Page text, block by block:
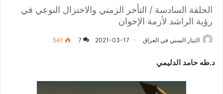
الحلقة السادسة / التأخر الزمني والاختزال النوعي في
رؤية الراشد لأزمة الإخوان
التيار السني في العراق 2021-03-17
7
541
د.طه حامد الدليمي